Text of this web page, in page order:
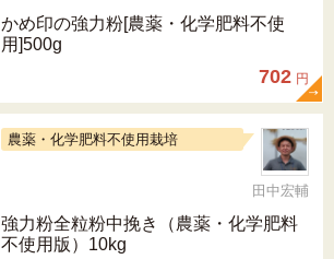
かめ印の強力粉[農薬・化学肥料不使
用]500g
702 円
農薬・化学肥料不使用栽培
田中宏輔
強力粉全粒粉中挽き（農薬・化学肥料
不使用版）10kg